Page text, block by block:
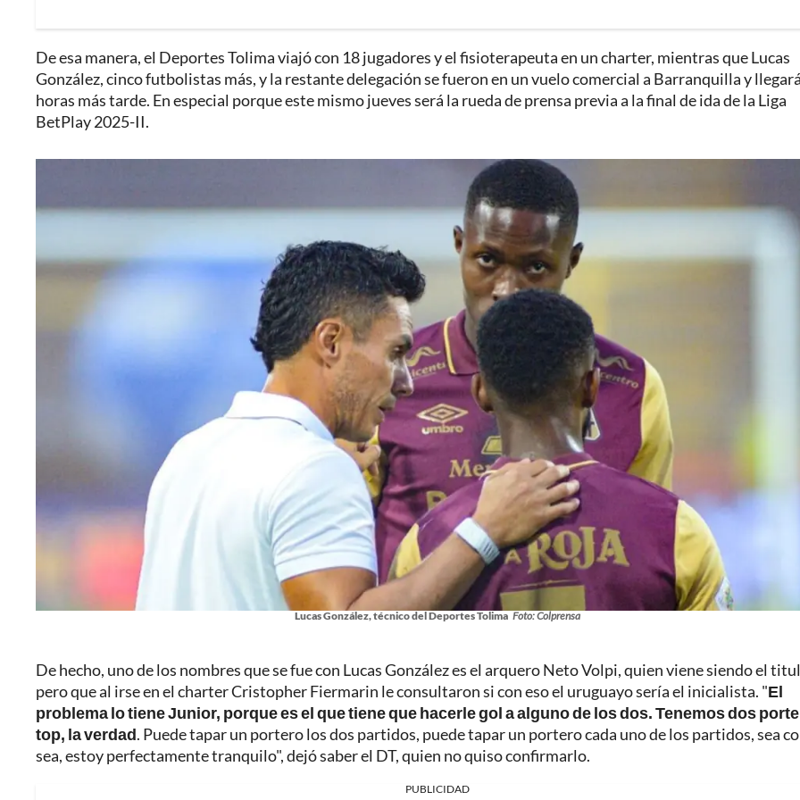
De esa manera, el Deportes Tolima viajó con 18 jugadores y el fisioterapeuta en un charter, mientras que Lucas
González, cinco futbolistas más, y la restante delegación se fueron en un vuelo comercial a Barranquilla y
horas más tarde. En especial porque este mismo jueves será la rueda de prensa previa a la final de ida de la Liga
BetPlay 2025-II.
Lucas González, técnico del Deportes Tolima Foto: Colprensa
De hecho, uno de los nombres que se fue con Lucas González es el arquero Neto Volpi, quien viene siendo el
pero que al irse en el charter Cristopher Fiermarin le consultaron si con eso el uruguayo sería el inicialista. "El
problema lo tiene Junior, porque es el que tiene que hacerle gol a alguno de los dos. Tenemos dos
top, la verdad. Puede tapar un portero los dos partidos, puede tapar un portero cada uno de los partidos, sea
sea, estoy perfectamente tranquilo", dejó saber el DT, quien no quiso confirmarlo.
PUBLICIDAD